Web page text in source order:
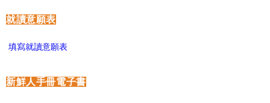
就讀意願表
填寫就讀意願表
新鮮人手冊電子書